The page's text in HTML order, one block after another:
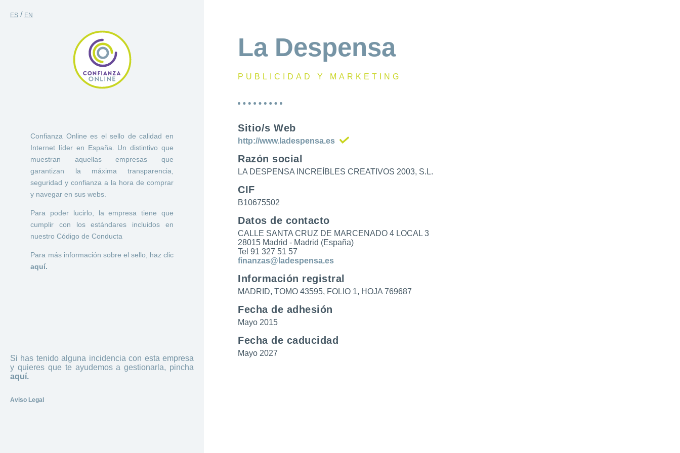
ES / EN
Confianza Online es el sello de calidad en
Internet líder en España. Un distintivo que
muestran aquellas empresas que
garantizan la máxima transparencia,
seguridad y confianza a la hora de comprar
y navegar en sus webs.
Para poder lucirlo, la empresa tiene que
cumplir con los estándares incluidos en
nuestro Código de Conducta
Para más información sobre el sello, haz clic
aquí.
La Despensa
PUBLICIDAD Y MARKETING
Sitio/s Web
http://www.ladespensa.es
Razón social
LA DESPENSA INCREÍBLES CREATIVOS 2003, S.L.
CIF
B10675502
Datos de contacto
CALLE SANTA CRUZ DE MARCENADO 4 LOCAL 3
28015 Madrid - Madrid (España)
Tel 91 327 51 57
finanzas@ladespensa.es
Información registral
MADRID, TOMO 43595, FOLIO 1, HOJA 769687
Fecha de adhesión
Mayo 2015
Fecha de caducidad
Mayo 2027
Si has tenido alguna incidencia con esta empresa
y quieres que te ayudemos a gestionarla, pincha
aquí.
Aviso Legal